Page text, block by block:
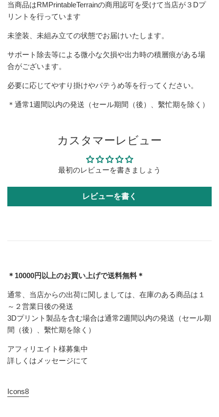
当商品はRMPrintableTerrainの商用認可を受けて当店が３Dプ
リントを行っています
未塗装、未組み立ての状態でお届けいたします。
サポート除去等による微小な欠損や出力時の積層痕がある場
合がございます。
必要に応じてやすり掛けやパテうめ等を行ってください。
＊通常1週間以内の発送（セール期間（後）、繫忙期を除く）
カスタマーレビュー
最初のレビューを書きましょう
レビューを書く
＊10000円以上のお買い上げで送料無料＊
通常、当店からの出荷に関しましては、在庫のある商品は１
～２営業日後の発送
3Dプリント製品を含む場合は通常2週間以内の発送（セール期
間（後）、繫忙期を除く）
アフィリエイト様募集中
詳しくはメッセージにて
Icons8